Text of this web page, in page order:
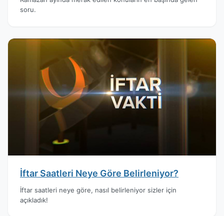
soru.
İftar Saatleri Neye Göre Belirleniyor?
İftar saatleri neye göre, nasıl belirleniyor sizler için
açıkladık!